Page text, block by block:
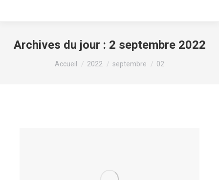
Archives du jour : 2 septembre 2022
Vous êtes ici :
Accueil 2022 septembre 02